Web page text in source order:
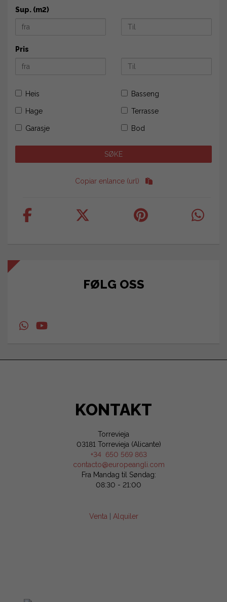
Sup. (m2)
Pris
Heis Basseng
Hage Terrasse
Garasje Bod
Copiar enlance (url)
FØLG OSS
KONTAKT
Torrevieja
03181 Torrevieja (Alicante)
+34 650 569 863
contacto@europeangli.com
Fra Mandag til Søndag:
08:30 - 21:00
Venta Alquiler